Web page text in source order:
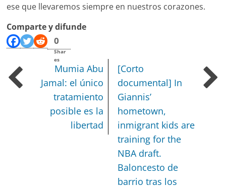
ese que llevaremos siempre en nuestros corazones.
Comparte y difunde
0
Shar
es
Mumia Abu
Jamal: el único
tratamiento
posible es la
libertad
[Corto
documental] In
Giannis’
hometown,
inmigrant kids are
training for the
NBA draft.
Baloncesto de
barrio tras los